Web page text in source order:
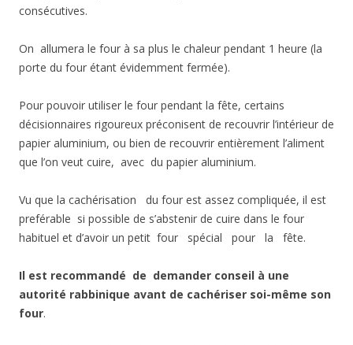
consécutives.
On allumera le four à sa plus le chaleur pendant 1 heure (la
porte du four étant évidemment fermée).
Pour pouvoir utiliser le four pendant la fête, certains
décisionnaires rigoureux préconisent de recouvrir l’intérieur de
papier aluminium, ou bien de recouvrir entièrement l’aliment
que l’on veut cuire, avec du papier aluminium.
Vu que la cachérisation du four est assez compliquée, il est
preférable si possible de s’abstenir de cuire dans le four
habituel et d’avoir un petit four spécial pour la fête.
Il est recommandé de demander conseil à une
autorité rabbinique avant de cachériser soi-même son
four.